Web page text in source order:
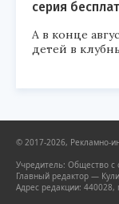
серия
А в конце
детей в
© 2017-2026, Рекламно-
Учредитель: Общество с
Главный редактор —
Адрес редакции: 440028,